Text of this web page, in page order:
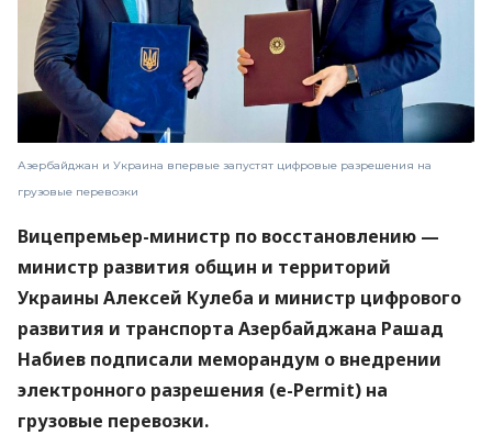
Азербайджан и Украина впервые запустят цифровые разрешения на
грузовые перевозки
Вицепремьер-министр по восстановлению —
министр развития общин и территорий
Украины Алексей Кулеба и министр цифрового
развития и транспорта Азербайджана Рашад
Набиев подписали меморандум о внедрении
электронного разрешения (e-Permit) на
грузовые перевозки.